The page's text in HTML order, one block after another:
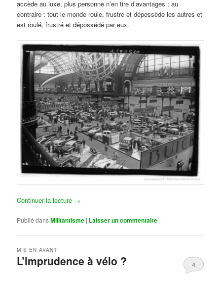
accède au luxe, plus personne n’en tire d’avantages ; au
contraire : tout le monde roule, frustre et dépossède les autres et
est roulé, frustré et dépossédé par eux.
Continuer la lecture →
Publié dansMilitantisme | Laisser un commentaire
L’imprudence à vélo ?
MIS EN AVANT
4